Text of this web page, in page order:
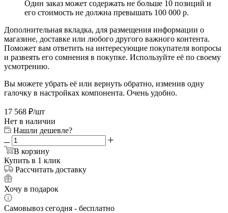
Один заказ может содержать не больше 10 позиций и
его стоимость не должна превышать 100 000 р.
Дополнительная вкладка, для размещения информации о
магазине, доставке или любого другого важного контента.
Поможет вам ответить на интересующие покупателя вопросы
и развеять его сомнения в покупке. Используйте её по своему
усмотрению.
Вы можете убрать её или вернуть обратно, изменив одну
галочку в настройках компонента. Очень удобно.
17 568 ₽/шт
Нет в наличии
Нашли дешевле?
В корзину
Купить в 1 клик
Рассчитать доставку
Хочу в подарок
Самовывоз сегодня - бесплатно